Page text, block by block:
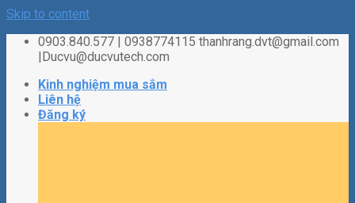
Skip to content
0903.840.577 | 0938774115 thanhrang.dvt@gmail.com
|Ducvu@ducvutech.com
Kinh nghiệm mua sắm
Liên hệ
Đăng ký